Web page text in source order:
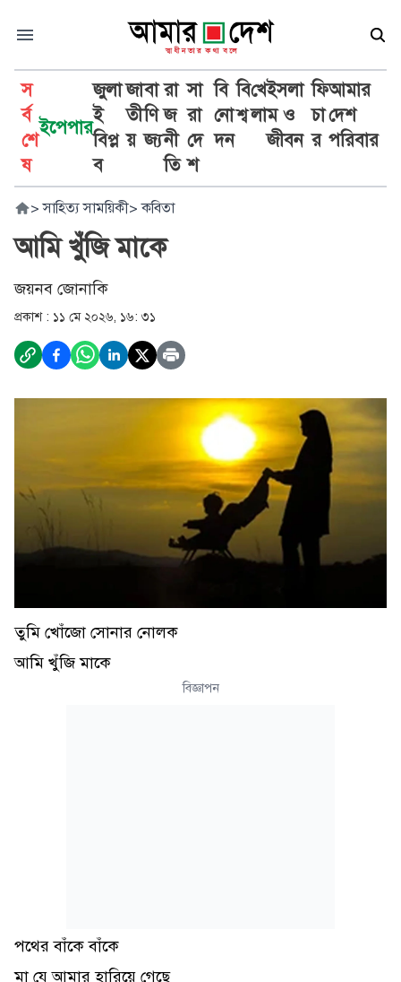
স
র্ব
শে
ষ
ইপেপার
জুলা
ই
বিপ্ল
ব
জা
তী
য়
বা
ণি
জ্য
রা
জ
নী
তি
সা
রা
দে
শ
বি
নো
দন
বি
শ্ব
খে
লা
ইসলা
ম ও
জীবন
ফি
চা
র
আমার
দেশ
পরিবার
> সাহিত্য সাময়িকী> কবিতা
আমি খুঁজি মাকে
জয়নব জোনাকি
প্রকাশ : ১১ মে ২০২৬, ১৬: ৩১
তুমি খোঁজো সোনার নোলক
আমি খুঁজি মাকে
বিজ্ঞাপন
পথের বাঁকে বাঁকে
মা যে আমার হারিয়ে গেছে